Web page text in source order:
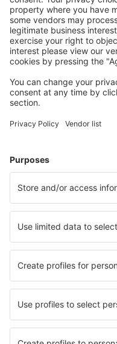
Nejvyhledávanější
Hotely v Maďarsku -
Hotely in Hajduszoboszlo
Hotely in Sumeg
Nejlepší hotely - města
Hotely in Bucerias
Hotely in Hiraizumi
Hotely in Graffignano